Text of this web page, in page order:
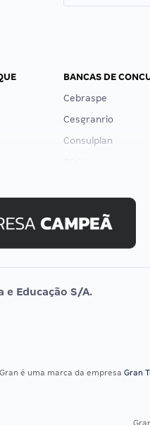
BANCAS DE
Cebraspe
Cesgranrio
Consulplan
Selecon
Uniase
Vunesp
e Educação S/A.
Gran é uma marca da empresaGran